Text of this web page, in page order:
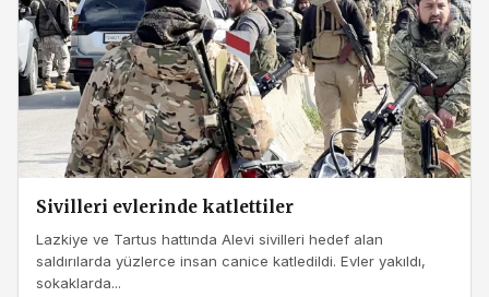
Sivilleri evlerinde katlettiler
Lazkiye ve Tartus hattında Alevi sivilleri hedef alan
saldırılarda yüzlerce insan canice katledildi. Evler yakıldı,
sokaklarda...